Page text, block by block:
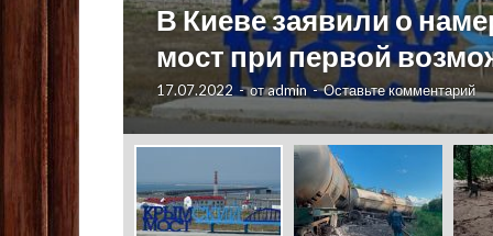
В Киеве заявили о
мост при первой
17.07.2022 -отadmin-Оставьте комментарий